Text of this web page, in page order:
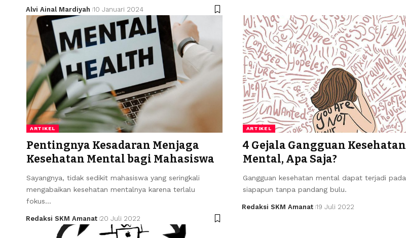
Alvi Ainal Mardiyah 10 Januari 2024
ARTIKEL
Pentingnya Kesadaran Menjaga
Kesehatan Mental bagi Mahasiswa
Sayangnya, tidak sedikit mahasiswa yang seringkali
mengabaikan kesehatan mentalnya karena terlalu
fokus…
Redaksi SKM Amanat 20 Juli 2022
ARTIKEL
4 Gejala Gangguan Kesehatan
Mental, Apa Saja?
Gangguan kesehatan mental dapat terjadi pada
siapapun tanpa pandang bulu.
Redaksi SKM Amanat 19 Juli 2022